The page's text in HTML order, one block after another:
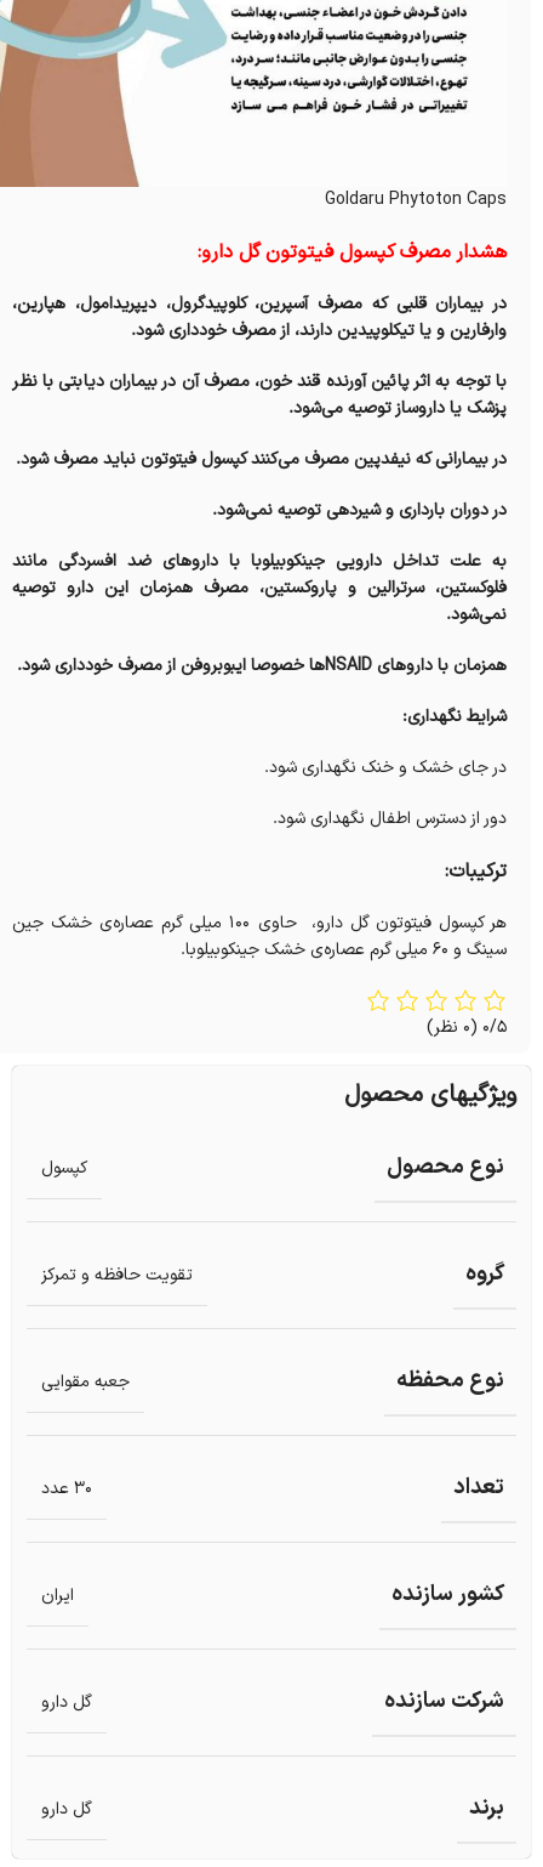
Goldaru Phytoton Caps
هشدار مصرف کپسول فیتوتون گل دارو:
در بیماران قلبی که مصرف آسپرین، کلوپیدگرول، دیپریدامول، هپارین،
وارفارین و یا تیکلوپیدین دارند، از مصرف خودداری شود.
با توجه به اثر پائین آورنده قند خون، مصرف آن در بیماران دیابتی با نظر
پزشک یا داروساز توصیه می‌شود.
در بیمارانی که نیفدپین مصرف می‌کنند کپسول فیتوتون نباید مصرف شود.
در دوران بارداری و شیردهی توصیه نمی‌شود.
به علت تداخل دارویی جینکوبیلوبا با داروهای ضد افسردگی مانند
فلوکستین، سرترالین و پاروکستین، مصرف همزمان این دارو توصیه
نمی‌شود.
همزمان با دارو‌های NSAID‌ها خصوصا ایبوبروفن از مصرف خودداری شود.
شرایط نگهداری:
در جای خشک و خنک نگهداری شود.
دور از دسترس اطفال نگهداری شود.
ترکیبات:
هر کپسول فیتوتون گل دارو، حاوی ۱۰۰ میلی گرم عصاره‌ی خشک جین
سینگ و ۶۰ میلی گرم عصاره‌ی خشک جینكوبیلوبا.
0/5 (0 نظر)
ویژگیهای محصول
نوع محصول کپسول
گروه تقویت حافظه و تمرکز
نوع محفظه جعبه مقوایی
تعداد 30 عدد
کشور سازنده ایران
شرکت سازنده گل دارو
برند گل دارو